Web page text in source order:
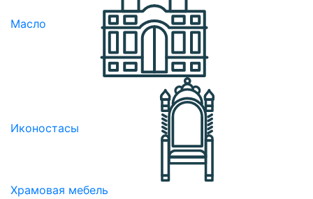
Масло
Иконостасы
Храмовая мебель